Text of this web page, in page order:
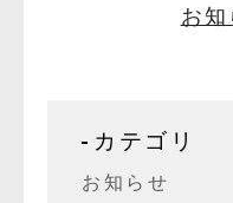
お
カテゴリ
お知らせ